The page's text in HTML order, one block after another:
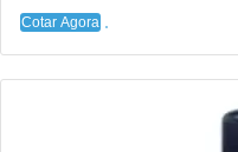
Cotar Agora